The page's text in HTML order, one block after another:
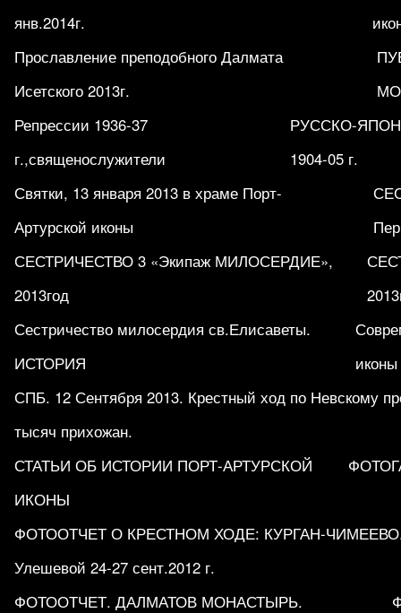
янв.2014г.
Прославление преподобного Далмата
Исетского 2013г.
Репрессии 1936-37
г.,священослужители
РУССКО-
1904-05 г.
Святки, 13 января 2013 в храме Порт-
Артурской иконы
СЕСТРИЧЕСТВО 3 «Экипаж МИЛОСЕРДИЕ»,
2013год
Сестричество милосердия св.Елисаветы.
ИСТОРИЯ
иконы
СПБ. 12 Сентября 2013. Крестный ход по Невскому
тысяч прихожан.
СТАТЬИ ОБ ИСТОРИИ ПОРТ-АРТУРСКОЙ
ИКОНЫ
ФОТООТЧЕТ О КРЕСТНОМ ХОДЕ: КУРГАН-
Улешевой 24-27 сент.2012 г.
ФОТООТЧЕТ. ДАЛМАТОВ МОНАСТЫРЬ.